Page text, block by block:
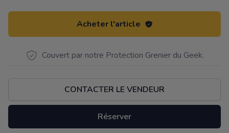
Acheter l'article
Couvert par notre Protection Grenier du Geek.
CONTACTER LE VENDEUR
Réserver